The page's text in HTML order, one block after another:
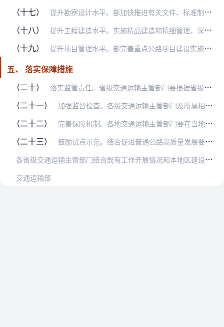
（十七） 提升勘察设计水平。部加快推进有关文件、标准制修订工作，规范引导勘察设计行业健康发展。各地要认真研究本地区普通公路高质量发展及加强勘察设计、提升设计质量的举措。鼓…
（十八） 提升工程建造水平。实施精品建造和精细管理，深化施工标准化工作，规范安全生产和工地建设、现场管理、施工工艺，加强一线人员技术交底，强化原材料、成品、半成品进场检测…
（十九） 提升项目管理水平。部完善重点公路项目建设实施协调机制，加强协调调度。省级交通运输主管部门要指导完善普通公路项目管理制度。普通国省道项目要根据项目实际情况，组建项…
五、 落实保障措施
（二十）
落实监管责任。省级交通运输主管部门要根据省级人民政府要求，确定普通国省道建设管理责任分工，完善相应制度。部和省级交通运输主管部门要强化对市、县交通运输主管部门的…
（二十一） 加强监督检查。各级交通运输主管部门及所属相关机构应当依据职责，加强普通公路前期工作、招标投标、项目实施、资金落实等监督检查，发现问题可采取督导、约谈、暂停资金拨…
（二十二） 完善保障机制。各地交通运输主管部门要在当地党委、政府领导下，推动建立政府主导、部门参与、多方联动的建设协调机制，加强政策引导，落实建设资金、土地、建筑材料等要素…
（二十三） 鼓励试点示范。结合促进普通公路高质量发展要求，鼓励将提升普通公路建设理念、勘察设计水平、工程建造水平、项目管理水平纳入交通强国试点，落实绿色公路、智慧公路建设及…
各
省级交通运输主管部门结合既有工作开展情况和本地区建设特点，将交通强国试点有关普通公路项目情况及时报部。部加强指导跟踪，并适时组织开展普通公路勘察设计和建设管理…
交通运输部